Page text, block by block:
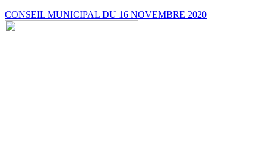
CONSEIL MUNICIPAL DU 16 NOVEMBRE 2020